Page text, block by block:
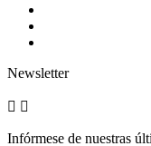
Newsletter
 
Infórmese de nuestras